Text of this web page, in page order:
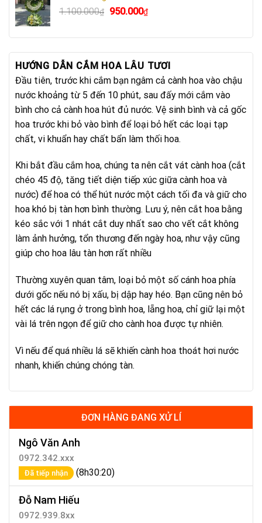
640.000₫.
1.100.000₫
Giá
là:
950.000₫Giá
tại
950.000₫.
HƯỚNG DẪN CẮM HOA LÂU TƯƠI
Đầu tiên, trước khi cắm bạn ngâm cả cành hoa vào chậu
nước khoảng từ 5 đến 10 phút, sau đấy mới cắm vào
bình cho cả cành hoa hút đủ nước. Vệ sinh bình và cả gốc
hoa trước khi bỏ vào bình để loại bỏ hết các loại tạp
chất, vi khuẩn hay chất bẩn làm thối hoa.
Khi bắt đầu cắm hoa, chúng ta nên cắt vát cành hoa (cắt
chéo 45 độ, tăng tiết diện tiếp xúc giữa cành hoa và
nước) để hoa có thể hút nước một cách tối đa và giữ cho
hoa khó bị tàn hơn bình thường. Lưu ý, nên cắt hoa bằng
kéo sắc với 1 nhát cắt duy nhất sao cho vết cắt không
làm ảnh hưởng, tổn thương đến ngày hoa, như vậy cũng
giúp cho hoa lâu tàn hơn rất nhiều
Thường xuyên quan tâm, loại bỏ một số cánh hoa phía
dưới gốc nếu nó bị xấu, bị dập hay héo. Bạn cũng nên bỏ
hết các lá rụng ở trong bình hoa, lẵng hoa, chỉ giữ lại một
vài lá trên ngọn để giữ cho cành hoa được tự nhiên.
Vì nếu để quá nhiều lá sẽ khiến cành hoa thoát hơi nước
nhanh, khiến chúng chóng tàn.
ĐƠN HÀNG ĐANG XỬ LÍ
Ngô Văn Anh
0972.342.xxx
Đã tiếp nhận (8h30:20)
Đỗ Nam Hiếu
0972.939.8xx